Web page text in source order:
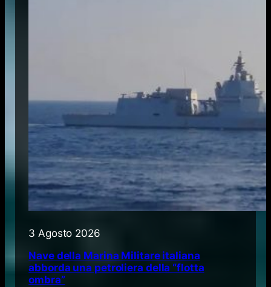
3 Agosto 2026
Nave della Marina Militare italiana
abborda una petroliera della “flotta
ombra”